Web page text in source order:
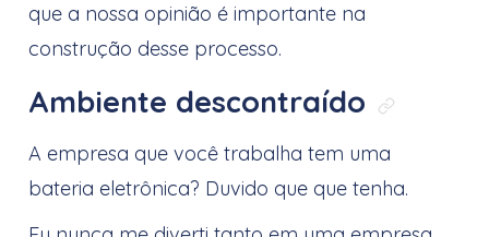
que a nossa opinião é importante na
construção desse processo.
Ambiente descontraído Link
A empresa que você trabalha tem uma
bateria eletrônica? Duvido que que tenha.